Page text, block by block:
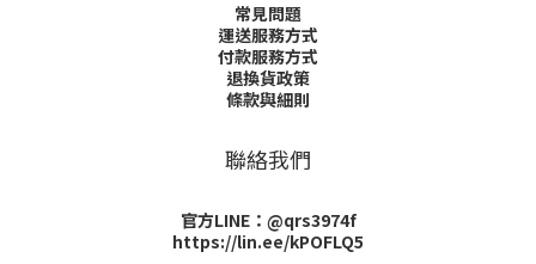
常見問題
運送服務方式
付款服務方式
退換貨政策
條款與細則
聯絡我們
官方LINE：@qrs3974f
https://lin.ee/kPOFLQ5